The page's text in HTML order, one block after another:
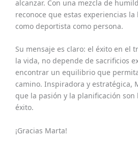
alcanzar. Con una mezcla de
reconoce que estas experiencias
como deportista como persona.
Su mensaje es claro: el éxito en el
la vida, no depende de sacrificios
encontrar un equilibrio que
camino. Inspiradora y estratégica,
que la pasión y la planificación son
éxito.
¡Gracias Marta!